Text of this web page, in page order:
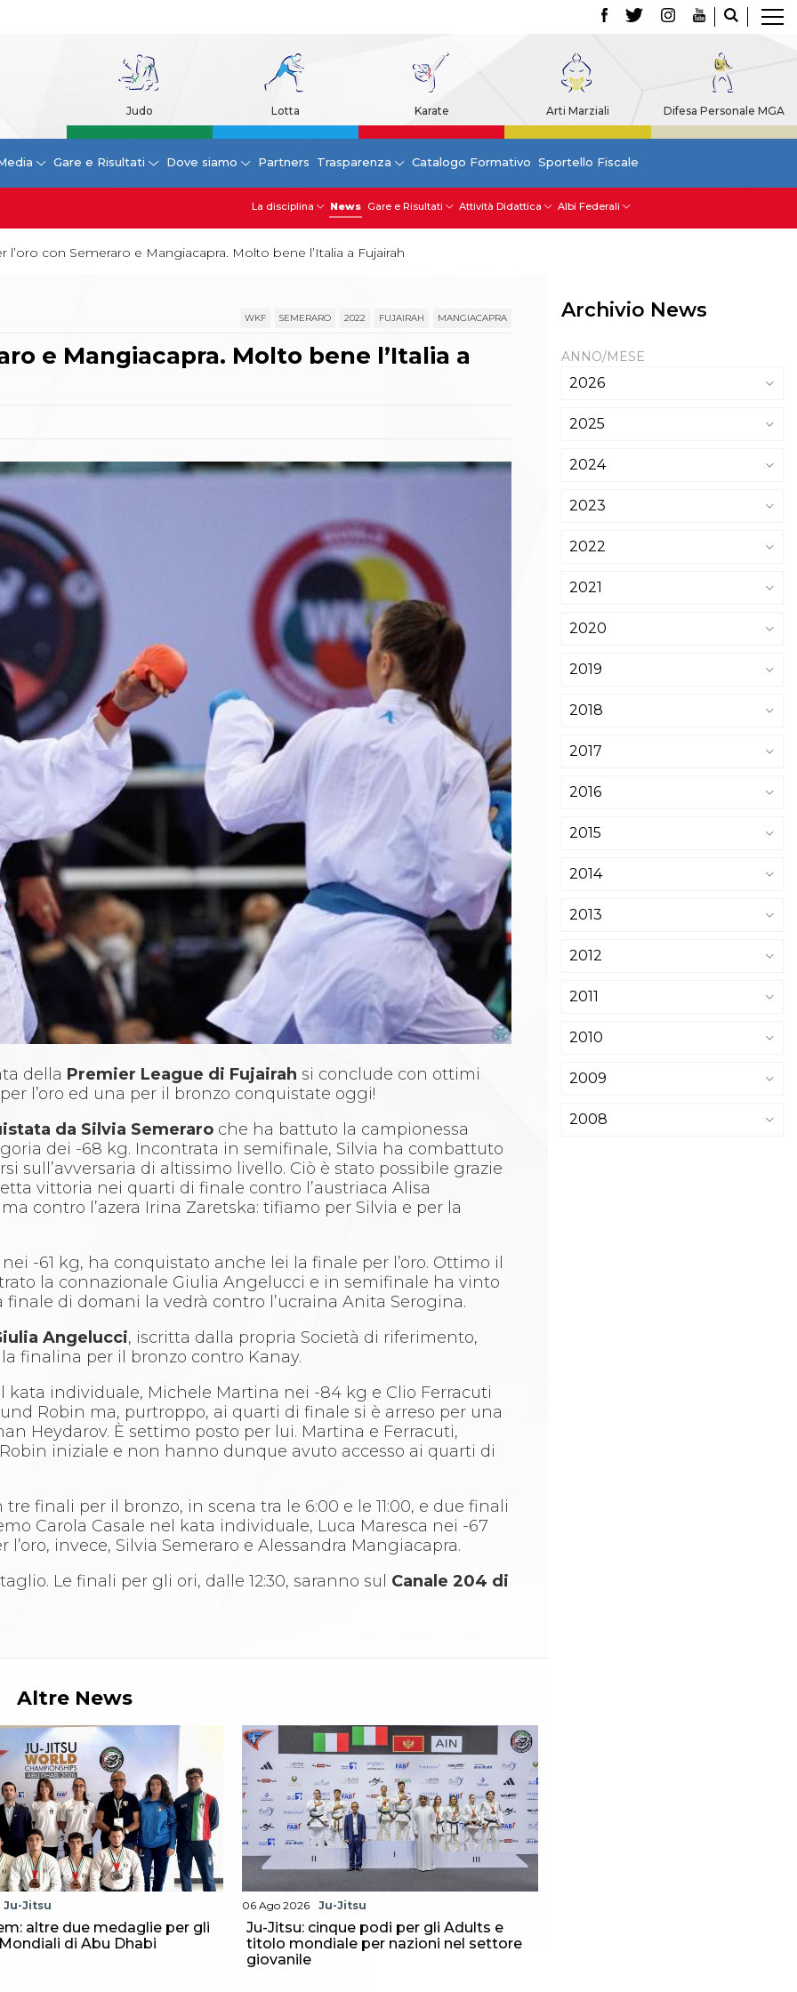
Judo Lotta Karate Arti Marziali Difesa Personale MGA
Gare e Risultati Dove siamo Partners Trasparenza Catalogo Formativo Sportello Fiscale
La disciplina News Gare e Risultati Attività Didattica Albi Federali
l’oro con Semeraro e Mangiacapra. Molto bene l’Italia a Fujairah
WKF SEMERARO 2022 FUJAIRAH MANGIACAPRA
e Mangiacapra. Molto bene l’Italia a
della Premier League di Fujairah si conclude con ottimi
l’oro ed una per il bronzo conquistate oggi!
da Silvia Semeraro che ha battuto la campionessa
dei -68 kg. Incontrata in semifinale, Silvia ha combattuto
sull’avversaria di altissimo livello. Ciò è stato possibile grazie
vittoria nei quarti di finale contro l’austriaca Alisa
contro l’azera Irina Zaretska: tifiamo per Silvia e per la
-61 kg, ha conquistato anche lei la finale per l’oro. Ottimo il
la connazionale Giulia Angelucci e in semifinale ha vinto
di domani la vedrà contro l’ucraina Anita Serogina.
Angelucci, iscritta dalla propria Società di riferimento,
finalina per il bronzo contro Kanay.
kata individuale, Michele Martina nei -84 kg e Clio Ferracuti
Robin ma, purtroppo, ai quarti di finale si è arreso per una
Heydarov. È settimo posto per lui. Martina e Ferracuti,
iniziale e non hanno dunque avuto accesso ai quarti di
tre finali per il bronzo, in scena tra le 6:00 e le 11:00, e due finali
Carola Casale nel kata individuale, Luca Maresca nei -67
invece, Silvia Semeraro e Alessandra Mangiacapra.
Le finali per gli ori, dalle 12:30, saranno sul Canale 204 di
Altre News
Ju-Jitsu
altre due medaglie per gli
di Abu Dhabi
06 Ago 2026 Ju-Jitsu
Ju-Jitsu: cinque podi per gli Adults e
titolo mondiale per nazioni nel settore
giovanile
Archivio News
ANNO/MESE
2026
2025
2024
2023
2022
2021
2020
2019
2018
2017
2016
2015
2014
2013
2012
2011
2010
2009
2008